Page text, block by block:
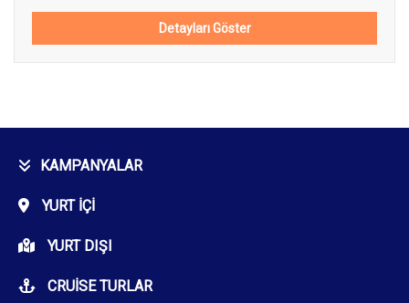
Detayları Göster
KAMPANYALAR
YURT İÇI
YURT DIŞI
CRUISE TURLAR